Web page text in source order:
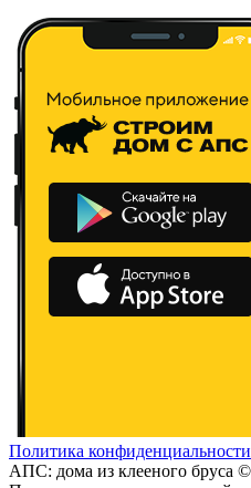
Политика конфиденциальности
АПС: дома из клееного бруса